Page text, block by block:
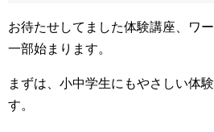
お待たせしてました体験講座、ワ
一部始まります。
まずは、小中学生にもやさしい体
す。